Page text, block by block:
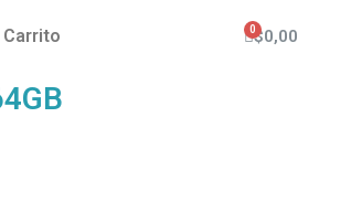
Carrito $0,00